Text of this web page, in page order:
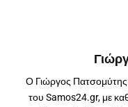
Ο Γιώργος Πατσομύτης
του Samos24.gr, με